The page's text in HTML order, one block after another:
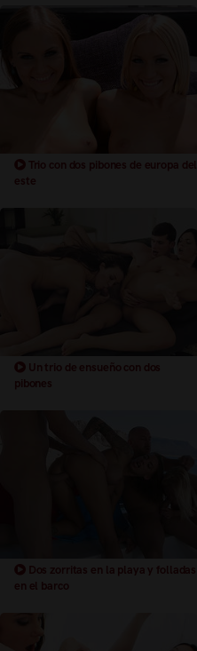
Trio con dos pibones de europa del
este
Un trio de ensueño con dos
pibones
Dos zorritas en la playa y folladas
en el barco